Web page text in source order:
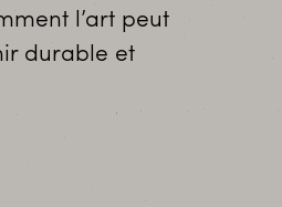
l’art peut
durable et